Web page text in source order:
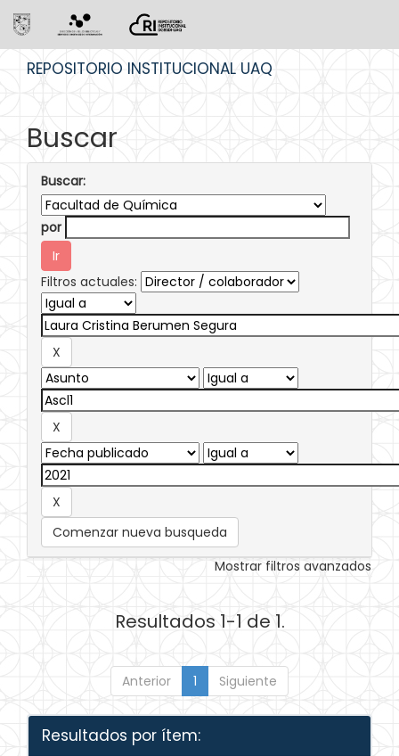
REPOSITORIO INSTITUCIONAL UAQ
Buscar
Buscar:
por
Filtros actuales:
Comenzar nueva busqueda
Mostrar filtros avanzados
Resultados 1-1 de 1.
Anterior 1 Siguiente
Resultados por ítem: